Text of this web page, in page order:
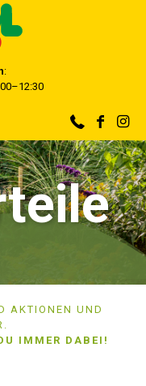
:
AKTIONEN UND
IMMER DABEI!